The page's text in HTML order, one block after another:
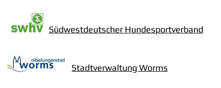
Südwestdeutscher Hundesportverband
Stadtverwaltung Worms